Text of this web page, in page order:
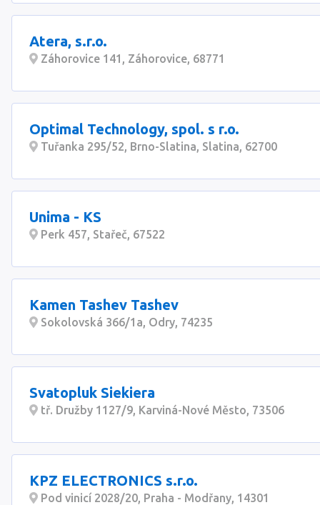
Atera, s.r.o.
Záhorovice 141, Záhorovice, 68771
Optimal Technology, spol. s r.o.
Tuřanka 295/52, Brno-Slatina, Slatina, 62700
Unima - KS
Perk 457, Stařeč, 67522
Kamen Tashev Tashev
Sokolovská 366/1a, Odry, 74235
Svatopluk Siekiera
tř. Družby 1127/9, Karviná-Nové Město, 73506
KPZ ELECTRONICS s.r.o.
Pod vinicí 2028/20, Praha - Modřany, 14301